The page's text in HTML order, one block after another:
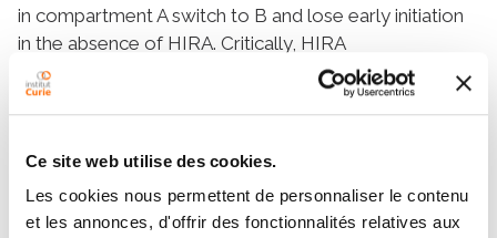
Ce site web utilise des cookies.
Les cookies nous permettent de personnaliser le contenu
et les annonces, d'offrir des fonctionnalités relatives aux
in compartment A switch to B and lose early initiation
in the absence of HIRA. Critically, HIRA
complementation restores these early IZ, and H3.3
variant enrichment, without substantial compartment
compartment A features, its role in regulating early
accessibility, histone marks and compartment